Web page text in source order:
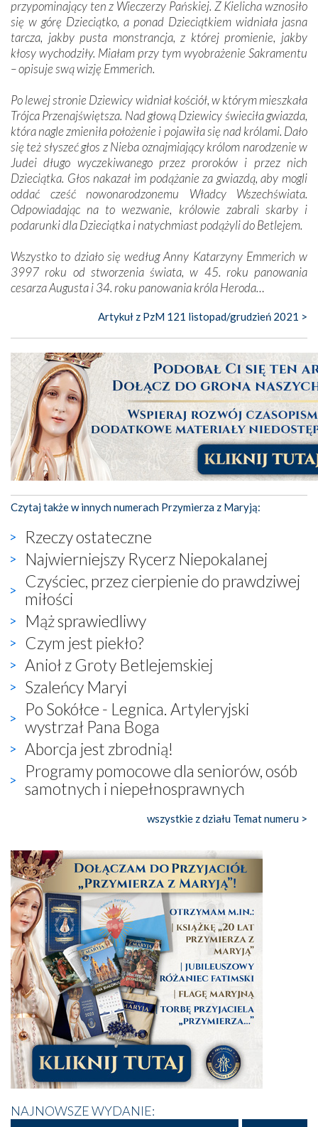
przypominający ten z Wieczerzy Pańskiej. Z Kielicha wznosiło
się w górę Dzieciątko, a ponad Dzieciątkiem widniała jasna
tarcza, jakby pusta monstrancja, z której promienie, jakby
kłosy wychodziły. Miałam przy tym wyobrażenie Sakramentu
– opisuje swą wizję Emmerich.
Po lewej stronie Dziewicy widniał kościół, w którym mieszkała
Trójca Przenajświętsza. Nad głową Dziewicy świeciła gwiazda,
która nagle zmieniła położenie i pojawiła się nad królami. Dało
się też słyszeć głos z Nieba oznajmiający królom narodzenie w
Judei długo wyczekiwanego przez proroków i przez nich
Dzieciątka. Głos nakazał im podążanie za gwiazdą, aby mogli
oddać cześć nowonarodzonemu Władcy Wszechświata.
Odpowiadając na to wezwanie, królowie zabrali skarby i
podarunki dla Dzieciątka i natychmiast podążyli do Betlejem.
Wszystko to działo się według Anny Katarzyny Emmerich w
3997 roku od stworzenia świata, w 45. roku panowania
cesarza Augusta i 34. roku panowania króla Heroda…
Artykuł z PzM 121 listopad/grudzień 2021 >
Czytaj także w innych numerach Przymierza z Maryją:
Rzeczy ostateczne
Najwierniejszy Rycerz Niepokalanej
Czyściec, przez cierpienie do prawdziwej
miłości
Mąż sprawiedliwy
Czym jest piekło?
Anioł z Groty Betlejemskiej
Szaleńcy Maryi
Po Sokółce - Legnica. Artyleryjski
wystrzał Pana Boga
Aborcja jest zbrodnią!
Programy pomocowe dla seniorów, osób
samotnych i niepełnosprawnych
wszystkie z działu Temat numeru >
NAJNOWSZE WYDANIE: